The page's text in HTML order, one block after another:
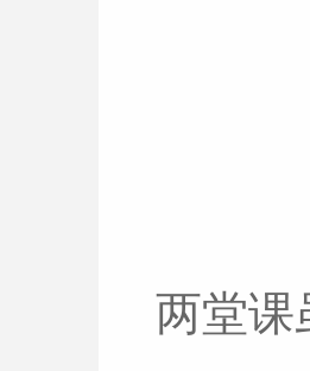
两堂课